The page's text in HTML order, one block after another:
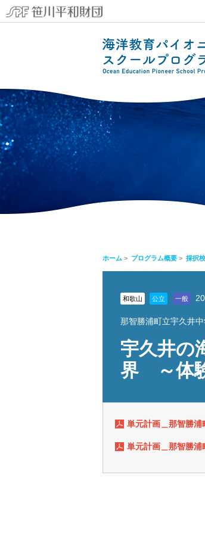
ホーム > プログラム概要 > 採択
和歌山 公立 一般
那智勝浦町立宇久井
宇久井の
界 ～体
単元計画＿那智勝浦
単元計画＿那智勝